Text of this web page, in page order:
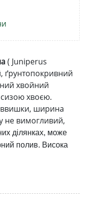
( Juniperus
ґрунтопокривний
хвойний
хвоєю.
ширина
не вимогливий,
ділянках, може
полив. Висока